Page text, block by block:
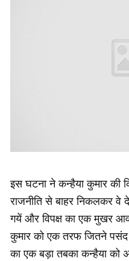
इस घटना ने कन्हैया कुमार
राजनीति से बाहर निकलकर वे
गयें और विपक्ष का एक मुखर
कुमार को एक तरफ जितने
का एक बड़ा तबका कन्हैया को